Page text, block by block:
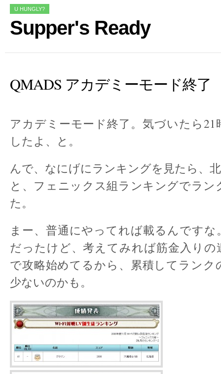
U HUNGLY?
Supper's Ready
QMADS アカデミーモード終了
アカデミーモード終了。気づいたら
したよ、と。
んで、なにげにランキングを見たら、
と、フェニックス組ランキングでラ
た。
まー、普通にやってれば載るんです
だったけど、考えてみれば筋金入りの
で攻略始めてるから、累積してランク
少ないのかも。